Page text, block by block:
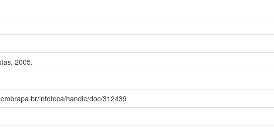
2005.
infoteca/handle/doc/312439